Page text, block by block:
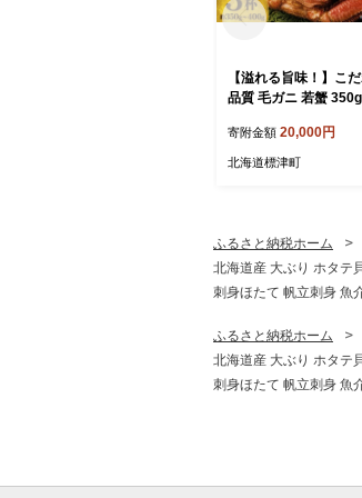
【溢れる旨味！】こ
品質 毛ガニ 若蟹
羅臼産 蟹 かに カニ 毛
毛蟹 冷凍毛ガニ 冷凍かに
ごほうび 贅沢 毛ガニ
海道 北海道産 魚貝類
類 海鮮 魚介 魚貝 お
町
寄附金額 20,000円
北海道標津町
ふるさと納税ホーム
北海道産 大ぶり ホタテ
刺身ほたて 帆立刺身 魚
ふるさと納税ホーム
北海道産 大ぶり ホタテ
刺身ほたて 帆立刺身 魚